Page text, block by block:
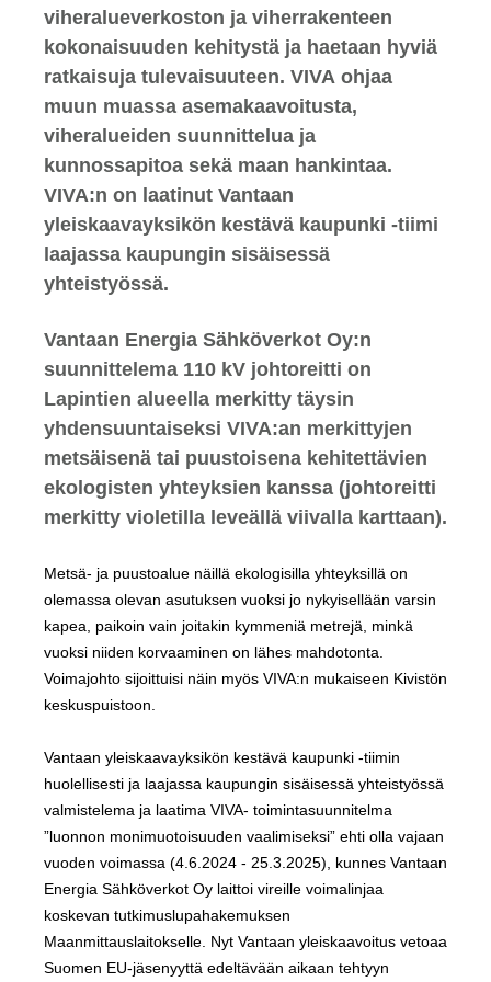
viheralueverkoston ja viherrakenteen
kokonaisuuden kehitystä ja haetaan hyviä
ratkaisuja tulevaisuuteen. VIVA ohjaa
muun muassa asemakaavoitusta,
viheralueiden suunnittelua ja
kunnossapitoa sekä maan hankintaa.
VIVA:n on laatinut Vantaan
yleiskaavayksikön kestävä kaupunki -tiimi
laajassa kaupungin sisäisessä
yhteistyössä.
Vantaan Energia Sähköverkot Oy:n
suunnittelema 110 kV johtoreitti on
Lapintien alueella merkitty täysin
yhdensuuntaiseksi VIVA:an merkittyjen
metsäisenä tai puustoisena kehitettävien
ekologisten yhteyksien kanssa (johtoreitti
merkitty violetilla leveällä viivalla karttaan).
Metsä- ja puustoalue näillä ekologisilla yhteyksillä on
olemassa olevan asutuksen vuoksi jo nykyisellään varsin
kapea, paikoin vain joitakin kymmeniä metrejä, minkä
vuoksi niiden korvaaminen on lähes mahdotonta.
Voimajohto sijoittuisi näin myös VIVA:n mukaiseen Kivistön
keskuspuistoon.
Vantaan yleiskaavayksikön kestävä kaupunki -tiimin
huolellisesti ja laajassa kaupungin sisäisessä yhteistyössä
valmistelema ja laatima VIVA- toimintasuunnitelma
”luonnon monimuotoisuuden vaalimiseksi” ehti olla vajaan
vuoden voimassa (4.6.2024 - 25.3.2025), kunnes Vantaan
Energia Sähköverkot Oy laittoi vireille voimalinjaa
koskevan tutkimuslupahakemuksen
Maanmittauslaitokselle. Nyt Vantaan yleiskaavoitus vetoaa
Suomen EU-jäsenyyttä edeltävään aikaan tehtyyn